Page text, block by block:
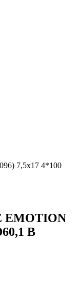
7,5x17 4*100
EMOTION
B